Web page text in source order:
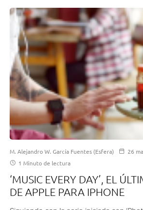
M. Alejandro W. García Fuentes (Esfera)
26
1 Minuto de lectura
‘MUSIC EVERY DAY’, EL
DE APPLE PARA IPHONE